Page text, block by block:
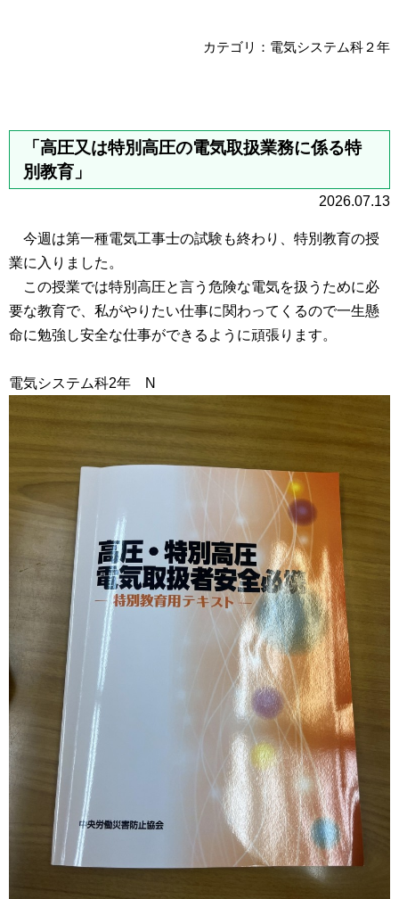
カテゴリ：電気システム科２年
「高圧又は特別高圧の電気取扱業務に係る特
別教育」
2026.07.13
今週は第一種電気工事士の試験も終わり、特別教育の授
業に入りました。
この授業では特別高圧と言う危険な電気を扱うために必
要な教育で、私がやりたい仕事に関わってくるので一生懸
命に勉強し安全な仕事ができるように頑張ります。
電気システム科2年 N